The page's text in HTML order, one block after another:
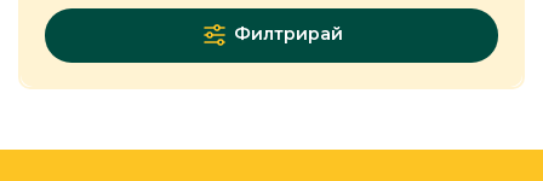
Филтрирай